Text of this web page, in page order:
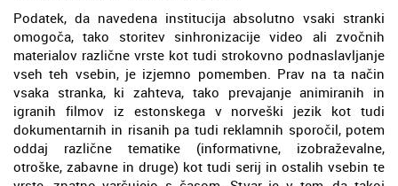
Podatek, da navedena institucija absolutno vsaki stranki
omogoča, tako storitev sinhronizacije video ali zvočnih
materialov različne vrste kot tudi strokovno podnaslavljanje
vseh teh vsebin, je izjemno pomemben. Prav na ta način
vsaka stranka, ki zahteva, tako prevajanje animiranih in
igranih filmov iz estonskega v norveški jezik kot tudi
dokumentarnih in risanih pa tudi reklamnih sporočil, potem
oddaj različne tematike (informativne, izobraževalne,
otroške, zabavne in druge) kot tudi serij in ostalih vsebin te